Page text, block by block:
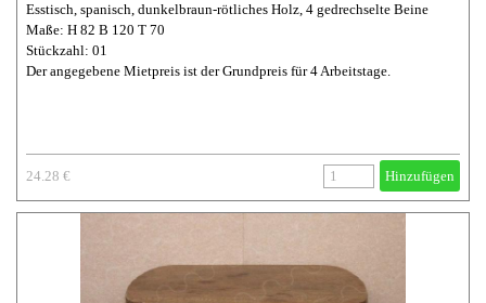
Esstisch, spanisch, dunkelbraun-rötliches Holz, 4 gedrechselte Beine
Maße: H 82 B 120 T 70
Stückzahl: 01
Der angegebene Mietpreis ist der Grundpreis für 4 Arbeitstage.
24.28 € Hinzufügen